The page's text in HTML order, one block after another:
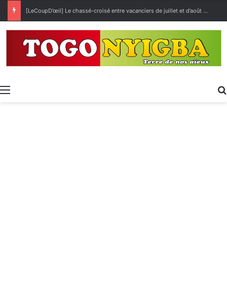
21ᵉ Foire Internationale de Lomé au CETEF : Poursuite des réservations et rappel des consignes de sécurité
Menu